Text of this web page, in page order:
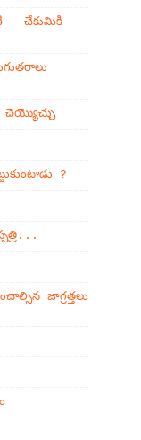
- చేకుమికి
?
జాగ్రత్తలు